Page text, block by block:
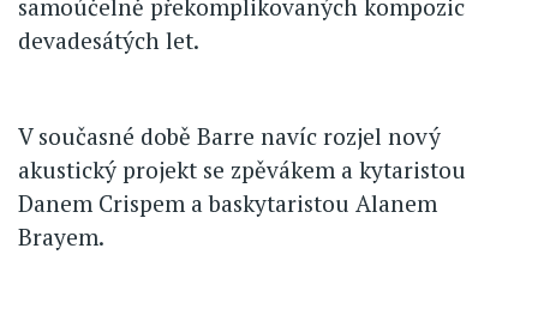
samoúčelně překomplikovaných kompozic
devadesátých let.
V současné době Barre navíc rozjel nový
akustický projekt se zpěvákem a kytaristou
Danem Crispem a baskytaristou Alanem
Brayem.